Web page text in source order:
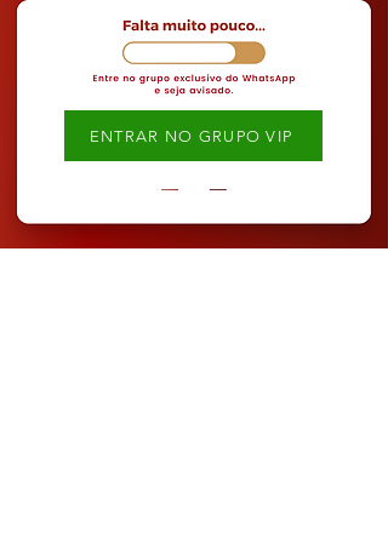
ENTRAR NO GRUPO VIP